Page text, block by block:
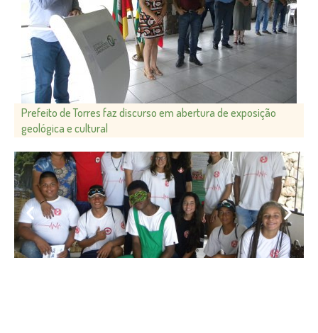
Prefeito de Torres faz discurso em abertura de exposição
geológica e cultural